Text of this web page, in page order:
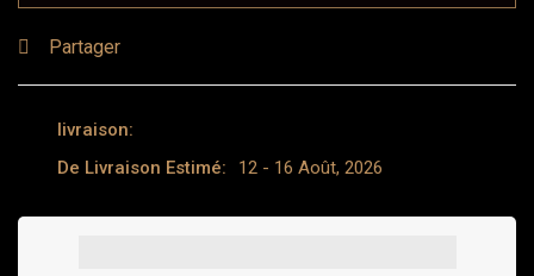
Partager
livraison:
De Livraison Estimé:
12 - 16 Août, 2026